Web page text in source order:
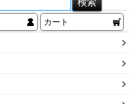
カート